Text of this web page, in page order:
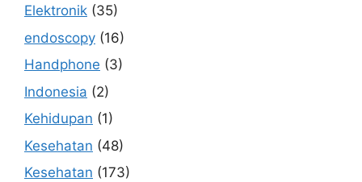
Elektronik (35)
endoscopy (16)
Handphone (3)
Indonesia (2)
Kehidupan (1)
Kesehatan (48)
Kesehatan (173)